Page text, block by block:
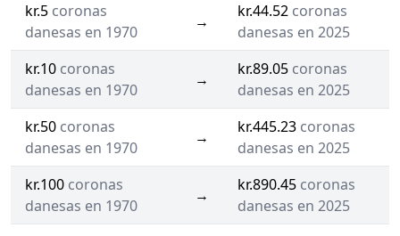
kr.5 coronas
danesas en 1970
→
kr.44.52 coronas
danesas en 2025
kr.10 coronas
danesas en 1970
→
kr.89.05 coronas
danesas en 2025
kr.50 coronas
danesas en 1970
→
kr.445.23 coronas
danesas en 2025
kr.100 coronas
danesas en 1970
→
kr.890.45 coronas
danesas en 2025